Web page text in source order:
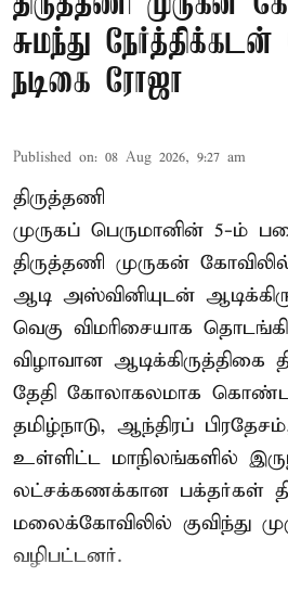
சுமந்து நேர்த்திக்கடன்
நடிகை ரோஜா
Published on: 08 Aug 2026, 9:27 am
திருத்தணி
முருகப் பெருமானின் 5-ம்
திருத்தணி முருகன்
ஆடி அஸ்வினியுடன்
வெகு விமரிசையாக
விழாவான ஆடிக்கிருத்திகை
தேதி கோலாகலமாக
தமிழ்நாடு, ஆந்திரப்
உள்ளிட்ட மாநிலங்களில்
லட்சக்கணக்கான பக்தர்கள்
மலைக்கோவிலில் குவிந்து
வழிபட்டனர்.